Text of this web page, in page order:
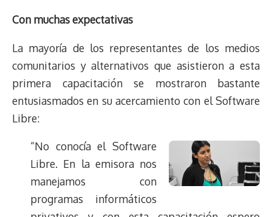
Con muchas expectativas
La mayoría de los representantes de los medios
comunitarios y alternativos que asistieron a esta
primera capacitación se mostraron bastante
entusiasmados en su acercamiento con el Software
Libre:
“No conocía el Software
Libre. En la emisora nos
manejamos con
programas informáticos